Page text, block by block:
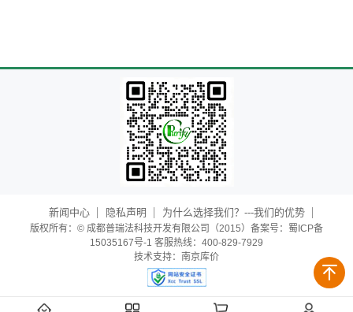
新闻中心 隐私声明 为什么选择我们？---我们的优势
版权所有：© 成都普瑞法科技开发有限公司（2015）备案号：蜀ICP备
15035167号-1 客服热线：400-829-7929
技术支持： 南京库价